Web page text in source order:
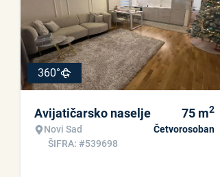
360°
Avijatičarsko naselje
Novi Sad
ŠIFRA: #539698
75 m2
Četvorosoban